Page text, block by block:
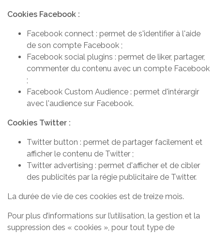
Cookies Facebook :
Facebook connect : permet de s'identifier à l'aide
de son compte Facebook ;
Facebook social plugins : permet de liker, partager,
commenter du contenu avec un compte Facebook
;
Facebook Custom Audience : permet d'intérargir
avec l'audience sur Facebook.
Cookies Twitter :
Twitter button : permet de partager facilement et
afficher le contenu de Twitter ;
Twitter advertising : permet d'afficher et de cibler
des publicités par la régie publicitaire de Twitter.
La durée de vie de ces cookies est de treize mois.
Pour plus d’informations sur l’utilisation, la gestion et la
suppression des « cookies », pour tout type de